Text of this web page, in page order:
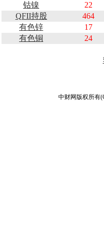
钴镍
22
QFII持股
464
有色锌
17
有色铜
24
中财网版权所有